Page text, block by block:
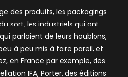
des produits, les packagings
sort, les industriels qui ont
parlaient de leurs houblons,
à peu mis à faire pareil, et
en France par exemple, des
IPA, Porter, des éditions